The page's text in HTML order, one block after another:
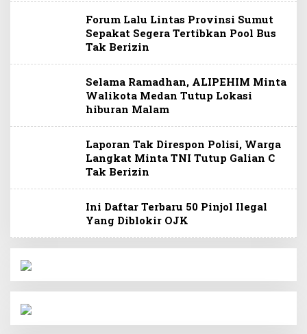
Forum Lalu Lintas Provinsi Sumut
Sepakat Segera Tertibkan Pool Bus
Tak Berizin
Selama Ramadhan, ALIPEHIM Minta
Walikota Medan Tutup Lokasi
hiburan Malam
Laporan Tak Direspon Polisi, Warga
Langkat Minta TNI Tutup Galian C
Tak Berizin
Ini Daftar Terbaru 50 Pinjol Ilegal
Yang Diblokir OJK